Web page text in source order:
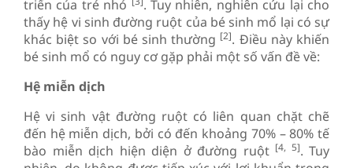
triển của trẻ nhỏ
. Tuy nhiên, nghiên cứu lại cho
thấy hệ vi sinh đường ruột của bé sinh mổ lại có sự
khác biệt so với bé sinh thường [2]. Điều này khiến
bé sinh mổ có nguy cơ gặp phải một số vấn đề về:
Hệ miễn dịch
Hệ vi sinh vật đường ruột có liên quan chặt chẽ
đến hệ miễn dịch, bởi có đến khoảng 70% – 80% tế
bào miễn dịch hiện diện ở đường ruột [4, 5]. Tuy